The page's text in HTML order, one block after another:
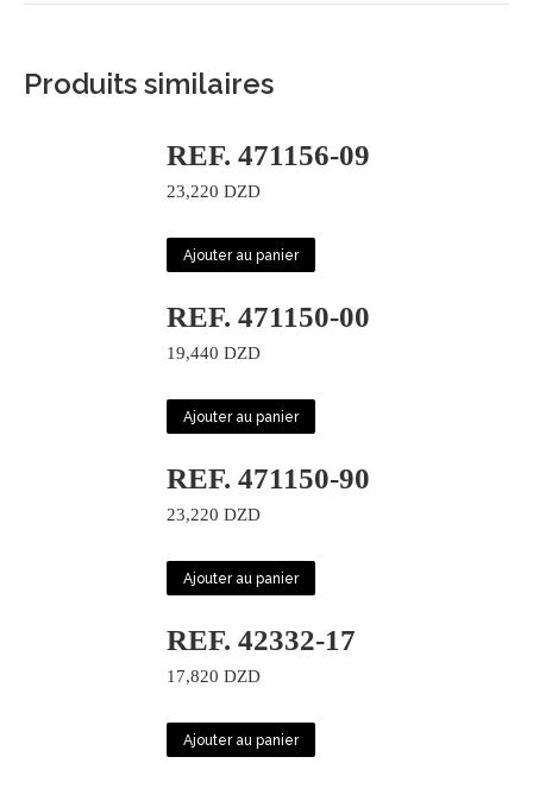
Produits similaires
REF. 471156-09
23,220 DZD
Ajouter au panier
REF. 471150-00
19,440 DZD
Ajouter au panier
REF. 471150-90
23,220 DZD
Ajouter au panier
REF. 42332-17
17,820 DZD
Ajouter au panier